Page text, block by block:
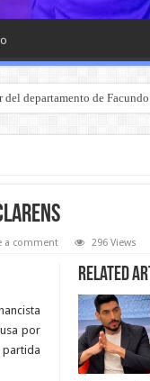
departamento de
a comment 296 Views
Related
por